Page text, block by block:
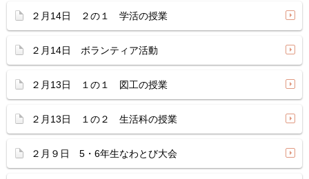
２月14日 ２の１ 学活の授業
２月14日 ボランティア活動
２月13日 １の１ 図工の授業
２月13日 １の２ 生活科の授業
２月９日 5・6年生なわとび大会